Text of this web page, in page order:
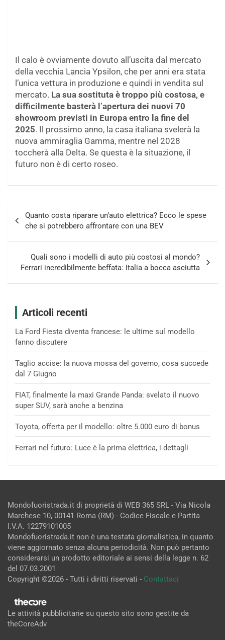
Il calo è ovviamente dovuto all’uscita dal mercato
della vecchia Lancia Ypsilon, che per anni era stata
l’unica vettura in produzione e quindi in vendita sul
mercato. La sua sostituta è troppo più costosa, e
difficilmente basterà l’apertura dei nuovi 70
showroom previsti in Europa entro la fine del
2025. Il prossimo anno, la casa italiana svelerà la
nuova ammiraglia Gamma, mentre nel 2028
toccherà alla Delta. Se questa è la situazione, il
futuro non è di certo roseo.
articoli
Quanto costa riparare un’auto elettrica? Ecco le spese
che si potrebbero affrontare con una BEV
Quali sono i modelli di auto più costosi al mondo?
Ferrari incredibilmente beffata: Italia a bocca asciutta
Articoli recenti
La Ford Fiesta diventa francese: le ultime sul modello
fanno discutere
Taglio accise: la nuova mossa del governo, cosa succede
dal 7 Giugno
FIAT, finalmente la maxi Grande Panda: svelato il nuovo
super SUV, sarà anche a benzina
Toyota, offerta per il modello: oltre 5.000 euro di bonus
Ferrari nel futuro: Luce è la prima elettrica, i dettagli
Mondofuoristrada.it di proprietà di WEB 365 SRL - Via Nicola
Marchese 10, 00141 Roma (RM) - Codice Fiscale e Partita
I.V.A. 12279101005
Mondofuoristrada.it non è una testata giornalistica, in quanto
viene aggiornato senza alcuna periodicità. Non può pertanto
considerarsi un prodotto editoriale ai sensi della legge n. 62
del 07.03.2001
Copyright ©2026 - Tutti i diritti riservati - Contattaci
Le attività pubblicitarie su questo sito sono gestite da
theCoreAdv